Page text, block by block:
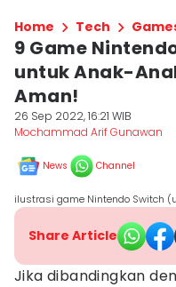
Home Tech
9 Game
untuk Anak-
Aman!
26 Sep 2022, 16:21 WIB
Mochammad Arif Gunawan
News Channel
ilustrasi game Nintendo Switch
Share Article
Jika dibandingkan